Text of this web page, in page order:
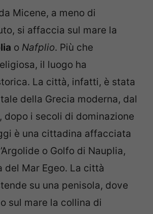
Micene, a meno di
si affaccia sul mare la
o Nafplio. Più che
il luogo ha
La città, infatti, è stata
della Grecia moderna, dal
dopo i secoli di dominazione
è una cittadina affacciata
o Golfo di Nauplia,
del Mar Egeo. La città
su una penisola, dove
sul mare la collina di